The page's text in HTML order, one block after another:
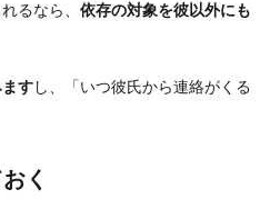
るなら、 依存の対象を彼以外にも
すし、「いつ彼氏から連絡がくる
く